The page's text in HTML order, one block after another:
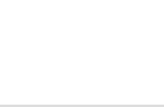
された場合のみ請求書発
問い合わせには個別に返
請求書記載の登録番号を
違い防止のため、こちら
せん）
タでのみお受けしており